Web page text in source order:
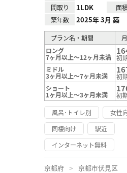
間取り 1LDK 面
築年数 2025年 3月 築
プラン名・期間
ロング
7ヶ月以上～12ヶ月未満 初
ミドル
3ヶ月以上～7ヶ月未満
初
ショート
1ヶ月以上～3ヶ月未満
初
風呂･トイレ別
女性
同棲向け
駅近
インターネット無料
京都府 京都市伏見区